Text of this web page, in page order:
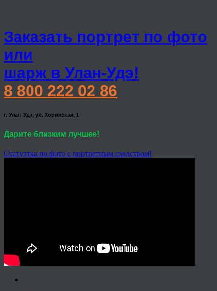
Заказать портрет по фото
или
шарж в Улан-Удэ!
8 800 222 02 86
г. Улан-Удэ, ул. Хоринская, 1
Дарите близким лучшее!
Статуэтка по фото с портретным сходством!